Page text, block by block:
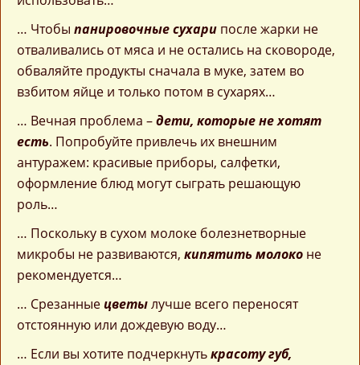
… Чтобы панировочные сухари после жарки не
отваливались от мяса и не остались на сковороде,
обваляйте продукты сначала в муке, затем во
взбитом яйце и только потом в сухарях…
… Вечная проблема –дети, которые не хотят
есть. Попробуйте привлечь их внешним
антуражем: красивые приборы, салфетки,
оформление блюд могут сыграть решающую
роль…
… Поскольку в сухом молоке болезнетворные
микробы не развиваются, кипятить молоко не
рекомендуется…
… Срезанныецветылучше всего переносят
отстоянную или дождевую воду…
… Если вы хотите подчеркнутькрасоту губ,